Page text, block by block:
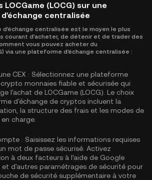
(LOCG) sur une
centralisée
d'échange centralisée est le moyen le plus
courant d'acheter, de détenir et de trader des
vous pouvez acheter du
via une plateforme d'échange centralisée :
CEX : Sélectionnez une plateforme
monnaies fiable et sécurisée qui
l'achat de LOCGame (LOCG). Le choix
d'échange de cryptos incluent la
la structure des frais et les modes de
charge.
: Saisissez les informations requises
mot de passe sécurisé. Activez
à deux facteurs à l'aide de Google
et d'autres paramétrages de sécurité pour
de sécurité supplémentaire à votre